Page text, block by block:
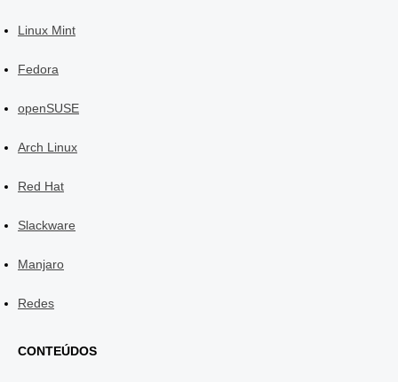
Linux Mint
Fedora
openSUSE
Arch Linux
Red Hat
Slackware
Manjaro
Redes
CONTEÚDOS